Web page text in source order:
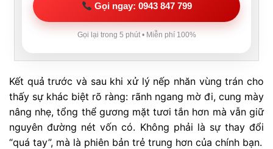
Gọi ngay: 0943 847 799
Gọi lại trong 5 phút • Miễn phí 100%
Kết quả trước và sau khi xử lý nếp nhăn vùng trán cho
thấy sự khác biệt rõ ràng: rãnh ngang mờ đi, cung mày
nâng nhẹ, tổng thể gương mặt tươi tắn hơn mà vẫn giữ
nguyên đường nét vốn có. Không phải là sự thay đổi
“quá tay”, mà là phiên bản trẻ trung hơn của chính bạn.